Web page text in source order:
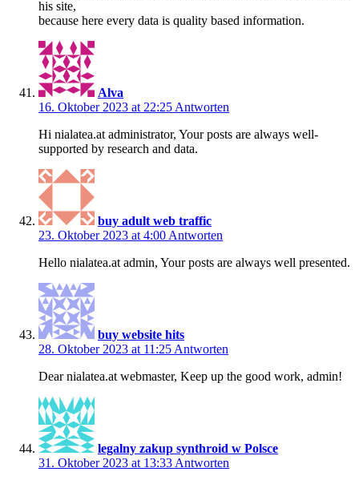
his site,
because here every data is quality based information.
Alva
16. Oktober 2023 at 22:25 Antworten
Hi nialatea.at administrator, Your posts are always well-
supported by research and data.
buy adult web traffic
23. Oktober 2023 at 4:00 Antworten
Hello nialatea.at admin, Your posts are always well presented.
buy website hits
28. Oktober 2023 at 11:25 Antworten
Dear nialatea.at webmaster, Keep up the good work, admin!
legalny zakup synthroid w Polsce
31. Oktober 2023 at 13:33 Antworten